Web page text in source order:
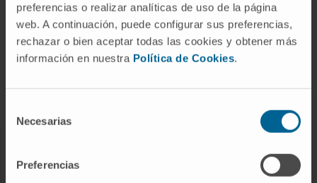
preferencias o realizar analíticas de uso de la página
web. A continuación, puede configurar sus preferencias,
rechazar o bien aceptar todas las cookies y obtener más
información en nuestra Política de Cookies.
Necesarias
Preferencias
Who we are
Research Center of the Clinica
Campus of the Universidad de Navarra